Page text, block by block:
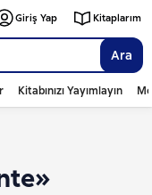
Ara
Giriş Yap Kitaplarım
Kitabınızı Yayımlayın